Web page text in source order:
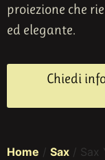
proiezione che
ed elegante.
Chiedi
Home / Sax / Sax